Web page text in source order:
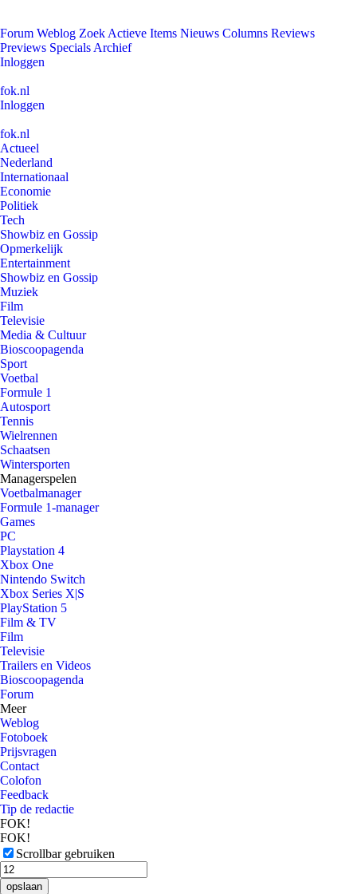
Forum Weblog Zoek Actieve Items Nieuws Columns Reviews
Previews Specials Archief
Inloggen
fok.nl
Inloggen
fok.nl
Actueel
Nederland
Internationaal
Economie
Politiek
Tech
Showbiz en Gossip
Opmerkelijk
Entertainment
Showbiz en Gossip
Muziek
Film
Televisie
Media & Cultuur
Bioscoopagenda
Sport
Voetbal
Formule 1
Autosport
Tennis
Wielrennen
Schaatsen
Wintersporten
Managerspelen
Voetbalmanager
Formule 1-manager
Games
PC
Playstation 4
Xbox One
Nintendo Switch
Xbox Series X|S
PlayStation 5
Film & TV
Film
Televisie
Trailers en Videos
Bioscoopagenda
Forum
Meer
Weblog
Fotoboek
Prijsvragen
Contact
Colofon
Feedback
Tip de redactie
FOK!
FOK!
Scrollbar gebruiken
opslaan